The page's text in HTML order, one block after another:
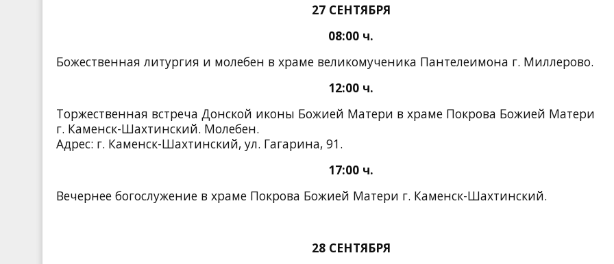
27 СЕНТЯБРЯ
08:00 ч.
Божественная литургия и молебен в храме великомученика Пантелеимона г. Миллерово.
12:00 ч.
Торжественная встреча Донской иконы Божией Матери в храме Покрова Божией Матери
г. Каменск-Шахтинский. Молебен.
Адрес: г. Каменск-Шахтинский, ул. Гагарина, 91.
17:00 ч.
Вечернее богослужение в храме Покрова Божией Матери г. Каменск-Шахтинский.
28 СЕНТЯБРЯ